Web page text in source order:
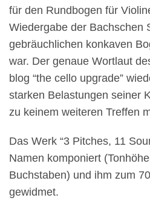
für den Rundbogen für
Wiedergabe der Bachschen
gebräuchlichen konkaven
war. Der genaue Wortlaut
blog “the cello upgrade”
starken Belastungen seiner
zu keinem weiteren Treffen
Das Werk “3 Pitches, 11
Namen komponiert
Buchstaben) und ihm zum
gewidmet.